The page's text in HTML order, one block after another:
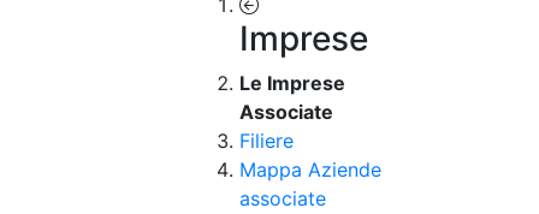
Imprese
Le Imprese
Associate
Filiere
Mappa Aziende
associate